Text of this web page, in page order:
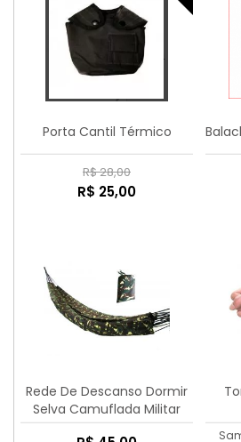
Porta Cantil Térmico
R$ 28,00
R$ 25,00
Rede De Descanso Dormir
Selva Camuflada Militar
Camping